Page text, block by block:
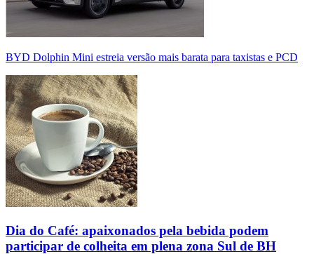
BYD Dolphin Mini estreia versão mais barata para taxistas e PCD
Dia do Café: apaixonados pela bebida podem
participar de colheita em plena zona Sul de BH